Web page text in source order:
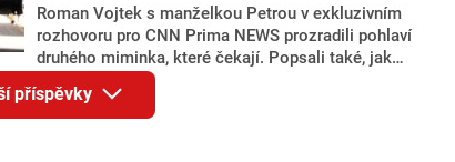
Roman Vojtek s manželkou Petrou v exkluzivním
rozhovoru pro CNN Prima NEWS prozradili pohlaví
druhého miminka, které čekají. Popsali také, jak
prožívali první těhotenství ve srovnání s tím nynějším.
Roman se ani nebál promluvit o tom, jak vnímají starší
sourozenci z předchozího vztahu další přírůstek.
příspěvky